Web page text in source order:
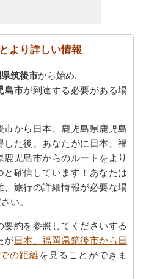
より詳しい情報
県筑後市から始め.
島市が到達する必要がある場
から日本、鹿児島県鹿児島
た後、あなたがに日本、福
児島市からのルートをより
確信しています！あなたは
、旅行の詳細情報が必要な場
い。
約を参照してくださいする
が日本、福岡県筑後市から日
の距離を見ることができま